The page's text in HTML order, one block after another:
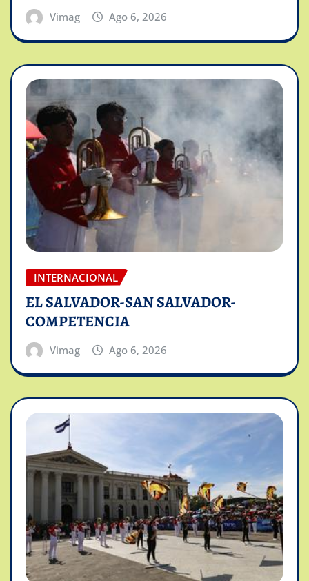
Vimag Ago 6, 2026
INTERNACIONAL
EL SALVADOR-SAN SALVADOR-
COMPETENCIA
Vimag Ago 6, 2026